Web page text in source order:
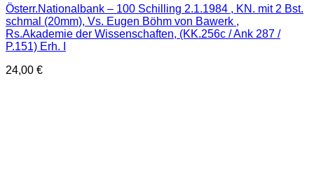
Österr.Nationalbank – 100 Schilling 2.1.1984 , KN. mit 2 Bst.
schmal (20mm), Vs. Eugen Böhm von Bawerk ,
Rs.Akademie der Wissenschaften, (KK.256c / Ank 287 /
P.151) Erh. I
24,00 €